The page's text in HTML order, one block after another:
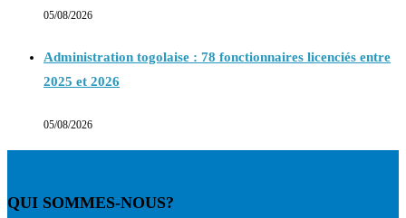
05/08/2026
Administration togolaise : 78 fonctionnaires licenciés entre
2025 et 2026
05/08/2026
QUI SOMMES-NOUS?